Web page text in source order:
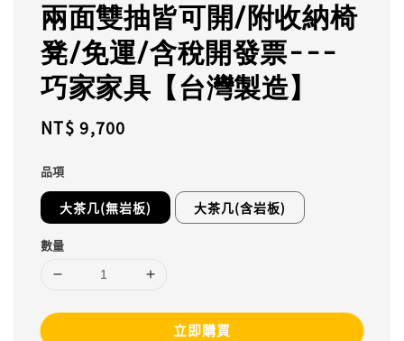
兩面雙抽皆可開/附收納椅
凳/免運/含稅開發票---
巧家家具【台灣製造】
Regular
NT$ 9,700
品項
大茶几(無岩板) 大茶几(含岩板)
數量
立即購買